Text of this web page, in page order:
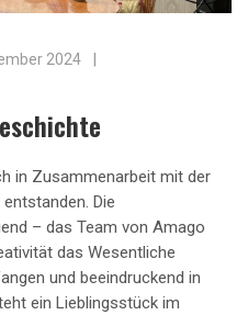
2024 |
in Zusammenarbeit mit der
Die
– das Team von Amago
das Wesentliche
und beeindruckend in
ein Lieblingsstück im